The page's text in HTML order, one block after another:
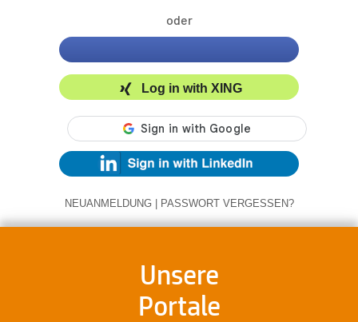
oder
Log in with XING
NEUANMELDUNG | PASSWORT VERGESSEN?
Unsere
Portale